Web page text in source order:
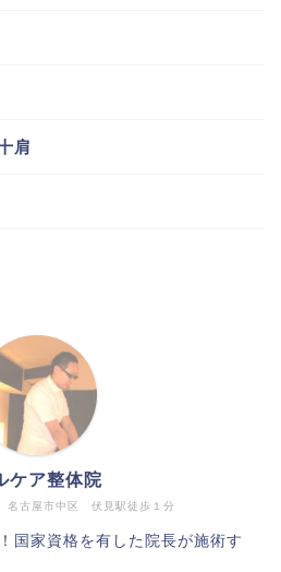
肩
名古屋市中区 伏見駅徒歩１分
ケア整体院
国家資格を有した院長が施術す